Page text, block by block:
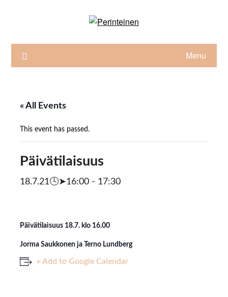
Menu
« All Events
This event has passed.
Päivätilaisuus
18.7.21🕓➤16:00- 17:30
Päivätilaisuus 18.7. klo 16.00
Jorma Saukkonen ja Terno Lundberg
+ Add to Google Calendar